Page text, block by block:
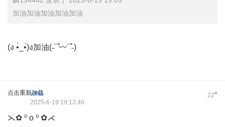
加油加油加油加油加油
(ง •̀_•́)ง加油(˵¯͒〰¯͒˵)
点击重新加载 22#
who
2025-6-19 19:13:46
⋋✿ ⁰ o ⁰ ✿⋌